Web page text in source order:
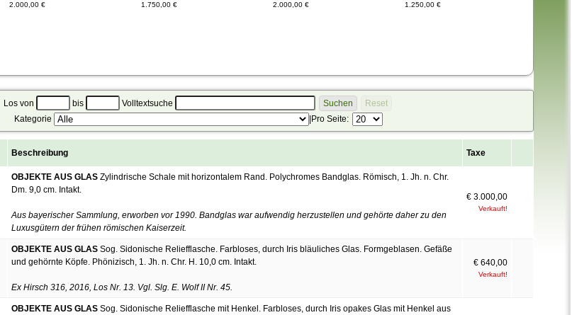
2.000,00 €
1.750,00 €
2.000,00 €
1.250,00 €
Los von bis Volltextsuche Suchen
Reset
Kategorie
Pro Seite:
Beschreibung Taxe
OBJEKTE AUS GLASZylindrische Schale mit horizontalem Rand. Polychromes Bandglas. Römisch, 1. Jh. n. Chr.
Dm. 9,0 cm. Intakt.
Aus bayerischer Sammlung, erworben vor 1990. Bandglas war aufwendig herzustellen und gehörte daher zu den
Luxusgütern der frühen römischen Kaiserzeit.
€ 3.000,00
Verkauft!
OBJEKTE AUS GLASSog. Sidonische Reliefflasche. Farbloses, durch Iris bläuliches Glas. Formgeblasen. Gefäße
und gehörnte Köpfe. Phönizisch, 1. Jh. n. Chr. H. 10,0 cm. Intakt.
Ex Hirsch 316, 2016, Los Nr. 13. Vgl. Slg. E. Wolf II Nr. 45.
€ 640,00
Verkauft!
OBJEKTE AUS GLASSog. Sidonische Reliefflasche mit Henkel. Farbloses, durch Iris opakes Glas mit Henkel aus